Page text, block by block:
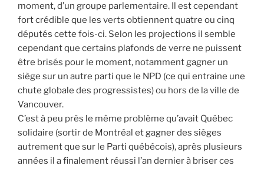
moment, d’un groupe parlementaire. Il est cependant
fort crédible que les verts obtiennent quatre ou cinq
députés cette fois-ci. Selon les projections il semble
cependant que certains plafonds de verre ne puissent
être brisés pour le moment, notamment gagner un
siège sur un autre parti que le NPD (ce qui entraine une
chute globale des progressistes) ou hors de la ville de
Vancouver.
C’est à peu près le même problème qu’avait Québec
solidaire (sortir de Montréal et gagner des sièges
autrement que sur le Parti québécois), après plusieurs
années il a finalement réussi l’an dernier à briser ces